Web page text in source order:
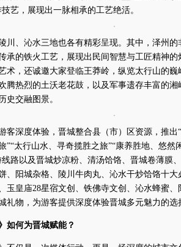
艺，展现出一脉相承的工艺绝活。
川、沁水三地也各有精彩呈现。其中，泽州
承的铁火工艺，展现出民间智慧与工匠精神
术，还诚邀大家登临王莽岭，纵览太行山的
腾热烈的土沃老花鼓，以及军事遗存丰富的
史交融图景。
客深度体验，晋城整合县（市）区资源，推出
”“太行山水、寻奇揽胜之旅”“康养胜地、悠然
线路以及晋城炒凉粉、清汤饸饹、晋城卷薄膜
、阳城杂格、陵川牛肉丸、沁水干炒饸饹十
玉皇庙28星宿文创、铁佛寺文创、沁水蜂蜜
礼物，为游客提供深度体验晋城多元魅力的选
如何为晋城赋能？